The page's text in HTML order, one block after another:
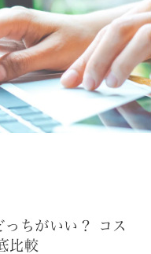
ちがいい？ コス
比較